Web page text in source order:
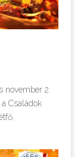
november 2.
Családok